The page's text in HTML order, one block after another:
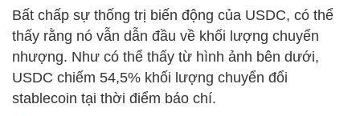
Bất chấp sự thống trị biến động của USDC, có thể
thấy rằng nó vẫn dẫn đầu về khối lượng chuyển
nhượng. Như có thể thấy từ hình ảnh bên dưới,
USDC chiếm 54,5% khối lượng chuyển đổi
stablecoin tại thời điểm báo chí.